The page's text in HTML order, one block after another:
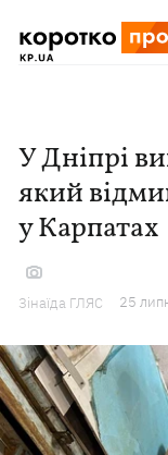
У Дніпрі
який
у Карпатах
Зінаїда ГЛЯС 25